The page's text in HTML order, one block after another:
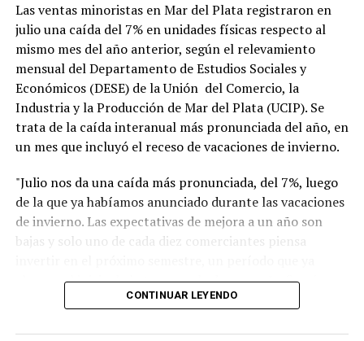
Las ventas minoristas en Mar del Plata registraron en
julio una caída del 7% en unidades físicas respecto al
mismo mes del año anterior, según el relevamiento
mensual del Departamento de Estudios Sociales y
Económicos (DESE) de la Unión del Comercio, la
Industria y la Producción de Mar del Plata (UCIP). Se
trata de la caída interanual más pronunciada del año, en
un mes que incluyó el receso de vacaciones de invierno.
"Julio nos da una caída más pronunciada, del 7%, luego
de la que ya habíamos anunciado durante las vacaciones
de invierno. Las expectativas de mejora a un año son
bajas y solo uno de cada diez comerciantes piensa
alcanza al inicio de la temporada de verano", afirmó
meses de caída en ventas y en rentabilidad. Solo 15 de
CONTINUAR LEYENDO